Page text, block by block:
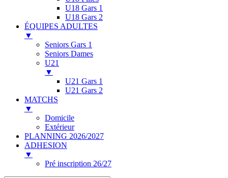
U18 Gars 1
U18 Gars 2
ÉQUIPES ADULTES
▼
Seniors Gars 1
Seniors Dames
U21
▼
U21 Gars 1
U21 Gars 2
MATCHS
▼
Domicile
Extérieur
PLANNING 2026/2027
ADHESION
▼
Pré inscription 26/27